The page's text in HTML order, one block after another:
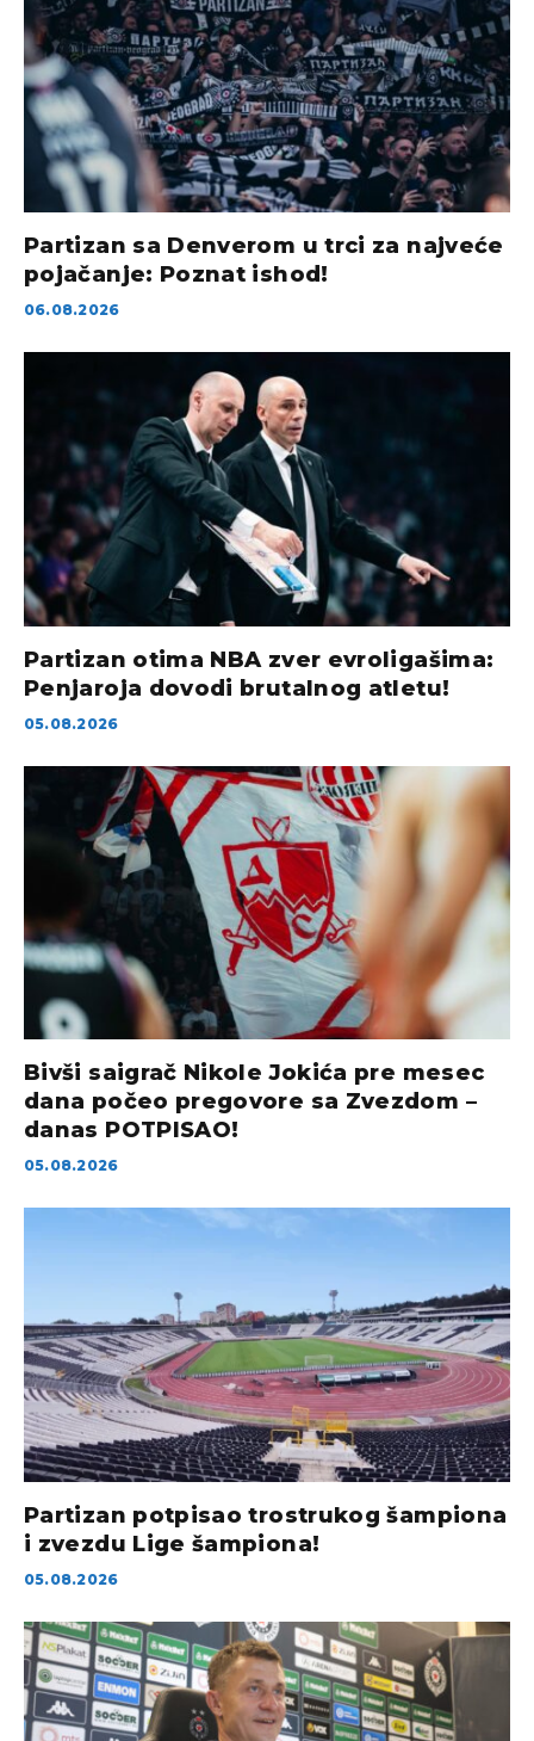
Partizan sa Denverom u trci za najveće
pojačanje: Poznat ishod!
06.08.2026
Partizan otima NBA zver evroligašima:
Penjaroja dovodi brutalnog atletu!
05.08.2026
Bivši saigrač Nikole Jokića pre mesec
dana počeo pregovore sa Zvezdom –
danas POTPISAO!
05.08.2026
Partizan potpisao trostrukog šampiona
i zvezdu Lige šampiona!
05.08.2026